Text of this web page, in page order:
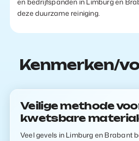
en bedrijfspanden in Limburg en
deze duurzame reiniging.
Kenmerken/
Veilige methode
kwetsbare
Veel gevels in Limburg en Brabant